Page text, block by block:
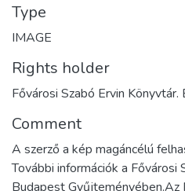
Type
IMAGE
Rights holder
Fővárosi Szabó Ervin
Comment
A szerző a kép magáncélú
További információk a Fővárosi
Budapest